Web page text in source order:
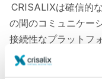
CRISALIXは確信的
の間のコミュニケー
接続性なプラットフ